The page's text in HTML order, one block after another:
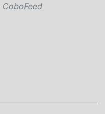
CoboFeed